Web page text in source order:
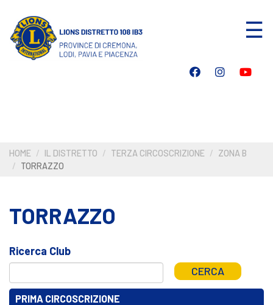
contenuto
principale
☰
HOME IL DISTRETTO TERZA CIRCOSCRIZIONE
ZONA B
TORRAZZO
TORRAZZO
Ricerca Club
CERCA
PRIMA CIRCOSCRIZIONE